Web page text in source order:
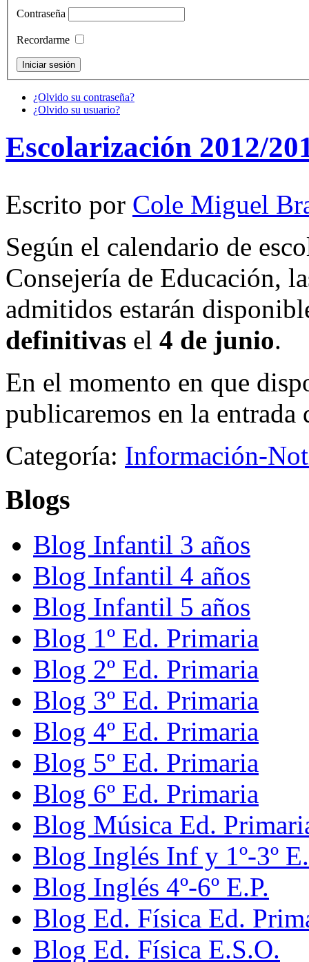
Contraseña
Recordarme
¿Olvido su contraseña?
¿Olvido su usuario?
Escolarización 2012/
Escrito por Cole Miguel
Según el calendario de
Consejería de Educación,
admitidos estarán
definitivas el 4 de junio.
En el momento en que
publicaremos en la
Categoría: Información-
Blogs
Blog Infantil 3 años
Blog Infantil 4 años
Blog Infantil 5 años
Blog 1º Ed. Primaria
Blog 2º Ed. Primaria
Blog 3º Ed. Primaria
Blog 4º Ed. Primaria
Blog 5º Ed. Primaria
Blog 6º Ed. Primaria
Blog Música Ed.
Blog Inglés Inf y 1º-3º
Blog Inglés 4º-6º E.P.
Blog Ed. Física Ed.
Blog Ed. Física E.S.O.